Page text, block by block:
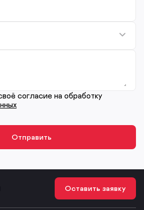
согласие на обработку
Оставить заявку